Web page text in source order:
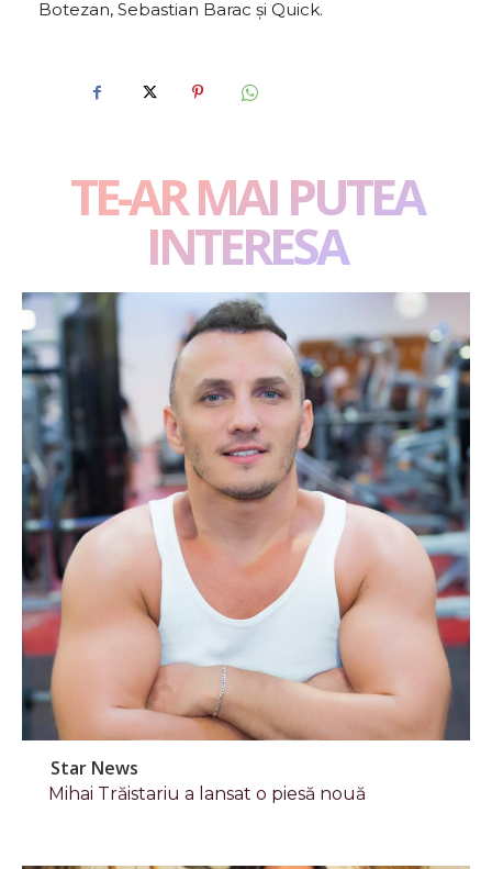
Botezan, Sebastian Barac și Quick.
TE-AR MAI PUTEA
INTERESA
Star News
Mihai Trăistariu a lansat o piesă nouă